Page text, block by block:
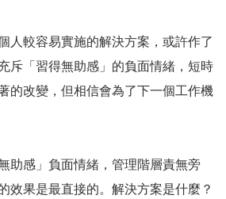
人較容易實施的解決方案，或許作了
斥「習得無助感」的負面情緒，短時
的改變，但相信會為了下一個工作機
助感」負面情緒，管理階層責無旁
效果是最直接的。解決方案是什麼？